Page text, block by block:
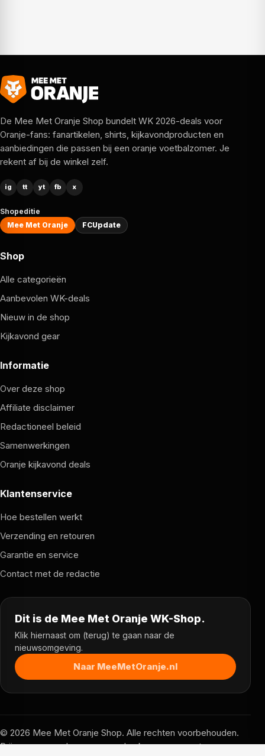
De Mee Met Oranje Shop bundelt WK 2026-deals voor
Oranje-fans: fanartikelen, shirts, kijkavondproducten en
aanbiedingen die passen bij een oranje voetbalzomer. Je
rekent af bij de winkel zelf.
ig tt yt fb x
Shopeditie
Mee Met Oranje
FCUpdate
Shop
Alle categorieën
Aanbevolen WK-deals
Nieuw in de shop
Kijkavond gear
Informatie
Over deze shop
Affiliate disclaimer
Redactioneel beleid
Samenwerkingen
Oranje kijkavond deals
Klantenservice
Hoe bestellen werkt
Verzending en retouren
Garantie en service
Contact met de redactie
Dit is de Mee Met Oranje WK-Shop.
Klik hiernaast om (terug) te gaan naar de
nieuwsomgeving.
Naar MeeMetOranje.nl
© 2026 Mee Met Oranje Shop. Alle rechten voorbehouden.
Prijzen, voorraad en voorwaarden kunnen per partner